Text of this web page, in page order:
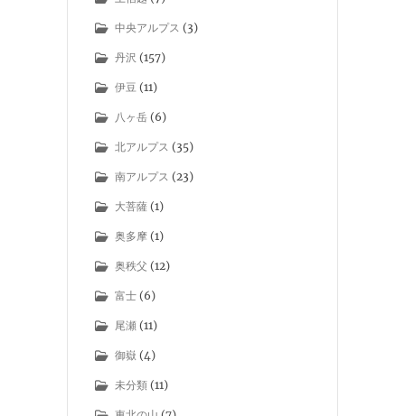
中央アルプス (3)
丹沢 (157)
伊豆 (11)
八ヶ岳 (6)
北アルプス (35)
南アルプス (23)
大菩薩 (1)
奥多摩 (1)
奥秩父 (12)
富士 (6)
尾瀬 (11)
御嶽 (4)
未分類 (11)